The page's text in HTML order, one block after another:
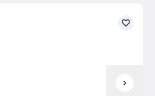
chevron_right
favorite_border